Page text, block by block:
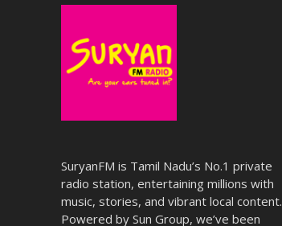
SuryanFM is Tamil Nadu’s No.1 private
radio station, entertaining millions with
music, stories, and vibrant local content.
Powered by Sun Group, we’ve been